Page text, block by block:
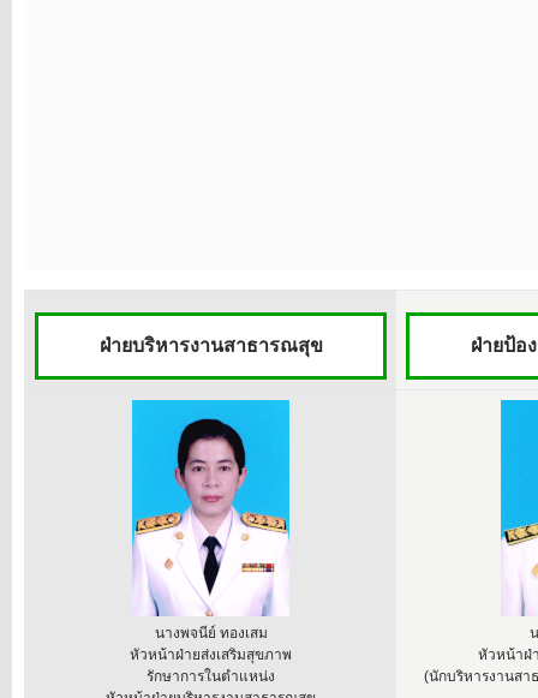
ฝ่ายบริหารงานสาธารณสุข ฝ่ายป้อ
นางพจนีย์ ทองเสม
หัวหน้าฝ่ายส่งเสริมสุขภาพ
รักษาการในตำแหน่ง
หัวหน้าฝ่
(นักบริหารงานสา